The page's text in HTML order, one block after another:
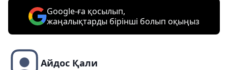
Google-ға қосылып,
жаңалықтарды бірінші болып оқыңыз
Айдос Қали